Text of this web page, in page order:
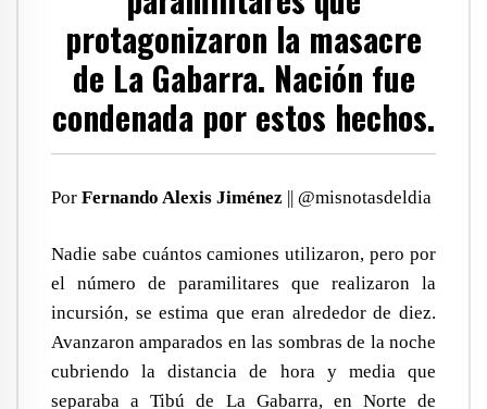
protagonizaron la masacre
de La Gabarra. Nación fue
condenada por estos hechos.
Por Fernando Alexis Jiménez || @misnotasdeldia
Nadie sabe cuántos camiones utilizaron, pero por
el número de paramilitares que realizaron la
incursión, se estima que eran alrededor de diez.
Avanzaron amparados en las sombras de la noche
cubriendo la distancia de hora y media que
separaba a Tibú de La Gabarra, en Norte de